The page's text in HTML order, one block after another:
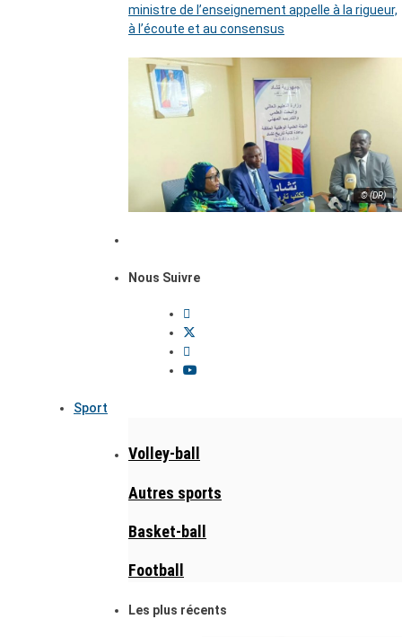
ministre de l’enseignement appelle à la rigueur,
à l’écoute et au consensus
© (DR)
Nous Suivre
Sport
Volley-ball
Autres sports
Basket-ball
Football
Les plus récents